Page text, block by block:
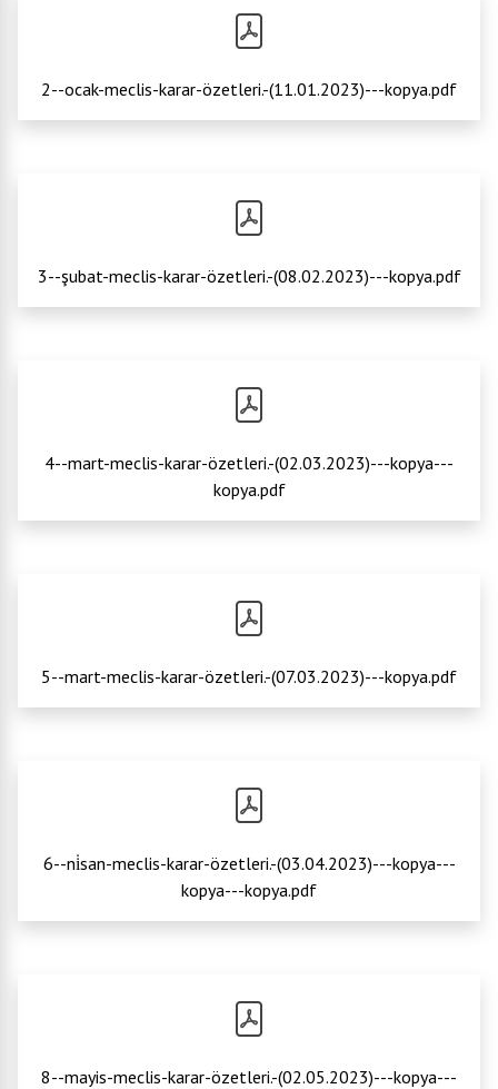
2--ocak-meclis-karar-özetleri.-(11.01.2023)---kopya.pdf
3--şubat-meclis-karar-özetleri.-(08.02.2023)---kopya.pdf
4--mart-meclis-karar-özetleri.-(02.03.2023)---kopya---
kopya.pdf
5--mart-meclis-karar-özetleri.-(07.03.2023)---kopya.pdf
6--ni̇san-meclis-karar-özetleri.-(03.04.2023)---kopya---
kopya---kopya.pdf
8--mayis-meclis-karar-özetleri.-(02.05.2023)---kopya---